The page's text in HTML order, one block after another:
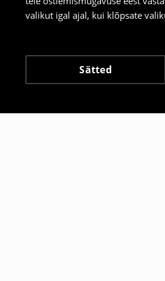
valikut igal ajal, kui klõpsate
Sätted